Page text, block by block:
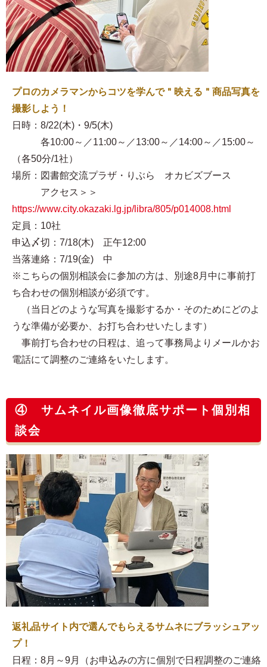
プロのカメラマンからコツを学んで＂映える＂商品写真を
撮影しよう！
日時：8/22(木)・9/5(木)
各10:00～／11:00～／13:00～／14:00～／15:00～
（各50分/1社）
場所：図書館交流プラザ・りぶら オカビズブース
アクセス＞＞
https://www.city.okazaki.lg.jp/libra/805/p014008.html
定員：10社
申込〆切：7/18(木) 正午12:00
当落連絡：7/19(金) 中
※こちらの個別相談会に参加の方は、別途8月中に事前打
ち合わせの個別相談が必須です。
（当日どのような写真を撮影するか・そのためにどのよ
うな準備が必要か、お打ち合わせいたします）
事前打ち合わせの日程は、追って事務局よりメールかお
電話にて調整のご連絡をいたします。
④ サムネイル画像徹底サポート個別相
談会
返礼品サイト内で選んでもらえるサムネにブラッシュアッ
プ！
日程：8月～9月（お申込みの方に個別で日程調整のご連絡